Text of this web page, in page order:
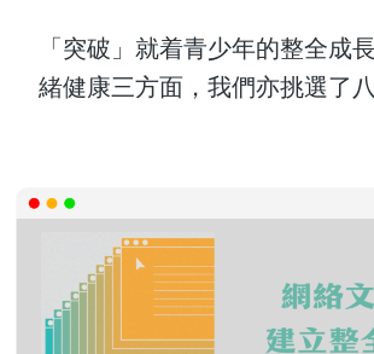
「突破」就着青少年的整全
緒健康三方面，我們亦挑選了
網絡文化
建立整全自我
認識網絡文化及欺凌現象下對自